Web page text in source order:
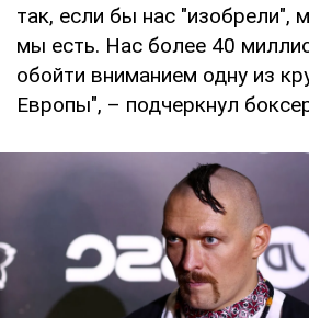
так, если бы нас "изобрели",
мы есть. Нас более 40
обойти вниманием одну из
Европы", – подчеркнул